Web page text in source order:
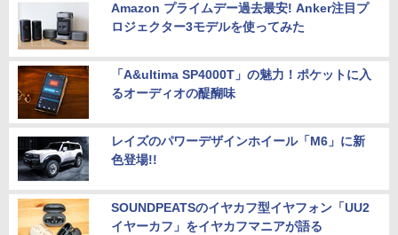
Amazon プライムデー過去最安! Anker注目プ
ロジェクター3モデルを使ってみた
「A&ultima SP4000T」の魅力！ポケットに入
るオーディオの醍醐味
レイズのパワーデザインホイール「M6」に新
色登場!!
SOUNDPEATSのイヤカフ型イヤフォン「UU2
イヤーカフ」をイヤカフマニアが語る